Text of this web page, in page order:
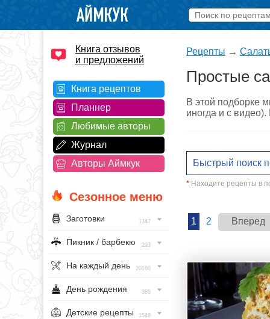
Книга отзывов
и предложений
Книга рецептов
Планнер
Любимые авторы
Журнал
Авторы Аймкук
Сезонное меню
Заготовки 1347
Пикник / барбекю 293
На каждый день 20160
День рождения 385
Детские рецепты 1548
Рецепты →
Простые
В этой подборке
иногда и с
* Находите рецепты в
1 2 Вперед